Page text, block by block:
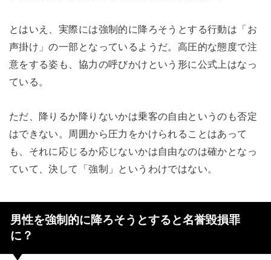
とはいえ、実際には強制的に降ろそうとする行動は「お
声掛け」の一部となっているようだ。高圧的な態度で注
意をする姿も、協力の呼びかけという形に公式上はなっ
ている。
ただ、降りるか降りないかは乗客の自由というのも否定
はできない。周囲から圧力をかけられることはあって
も、それに応じるか応じないかは自由なのは確かとなっ
ていて、決して「強制」というわけではない。
男性を強制的に降ろそうとすると名誉毀損罪
に？